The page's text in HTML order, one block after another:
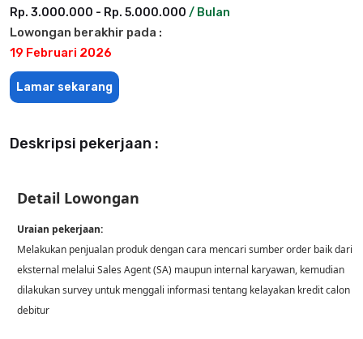
Rp. 3.000.000 - Rp. 5.000.000 / Bulan
Lowongan berakhir pada :
19 Februari 2026
Lamar sekarang
Deskripsi pekerjaan :
Detail Lowongan
Uraian pekerjaan:
Melakukan penjualan produk dengan cara mencari sumber order baik dari
eksternal melalui Sales Agent (SA) maupun internal karyawan, kemudian
dilakukan survey untuk menggali informasi tentang kelayakan kredit calon
debitur